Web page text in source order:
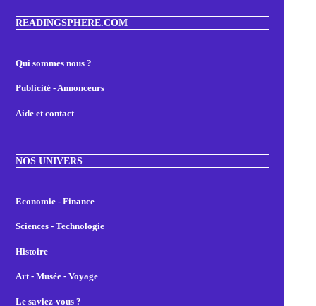
READINGSPHERE.COM
Qui sommes nous ?
Publicité - Annonceurs
Aide et contact
NOS UNIVERS
Economie - Finance
Sciences - Technologie
Histoire
Art - Musée - Voyage
Le saviez-vous ?